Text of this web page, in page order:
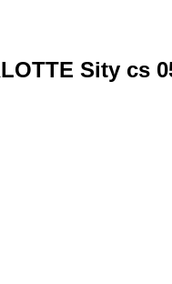
Sity cs